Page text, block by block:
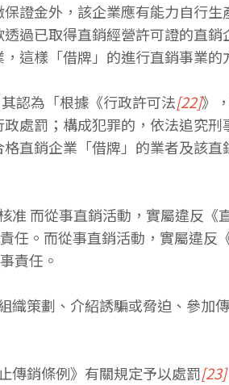
證金外，該企業應有能力自行
過已取得直銷經營許可證的直
這樣「借牌」的進行直銷事業的
認為「根據《行政許可法[22]》
處罰；構成犯罪的，依法追究
直銷企業「借牌」的業者及該直
而從事直銷活動，實屬違反
。而從事直銷活動，實屬違
責任。
策劃、介紹誘騙或脅迫、參加
傳銷條例》有關規定予以處罰[23]